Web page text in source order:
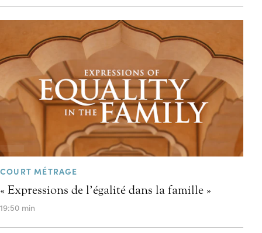
COURT MÉTRAGE
« Expressions de l’égalité dans la famille »
19:50 min